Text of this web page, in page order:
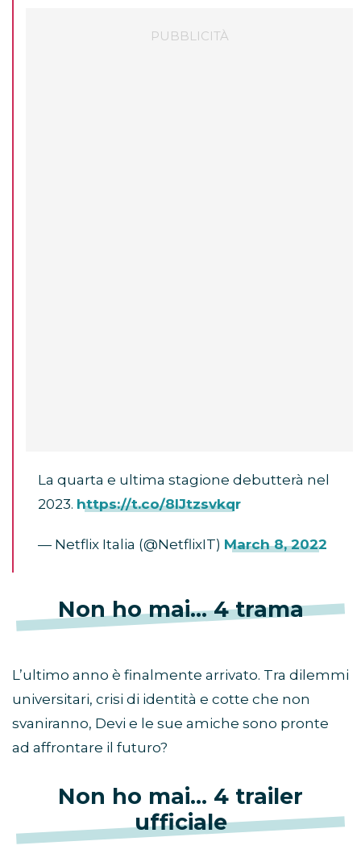
La quarta e ultima stagione debutterà nel
2023. https://t.co/8IJtzsvkqr
— Netflix Italia (@NetflixIT) March 8, 2022
Non ho mai… 4 trama
L’ultimo anno è finalmente arrivato. Tra dilemmi
universitari, crisi di identità e cotte che non
svaniranno, Devi e le sue amiche sono pronte
ad affrontare il futuro?
Non ho mai… 4 trailer
ufficiale